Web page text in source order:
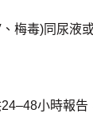
毒)同尿液或
小時報告